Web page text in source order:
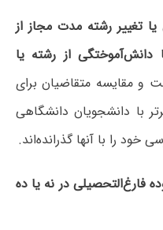
یا تغییر رشته مدت مجاز از
دانش‌آموختگی از رشته یا
و مقایسه متقاضیان برای
با دانشجویان دانشگاهی
را با آنها گذرانده‌اند.
فارغ‌التحصیلی در نه یا ده